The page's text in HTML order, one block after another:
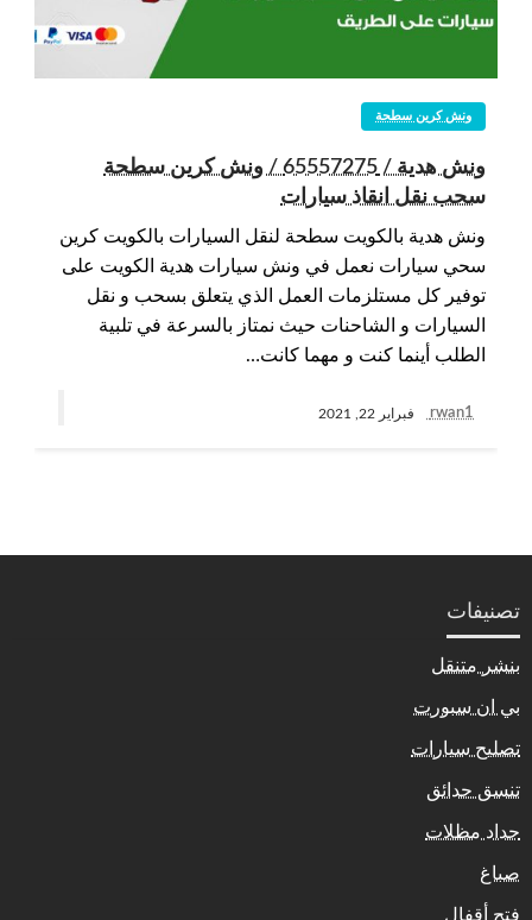
ونش كرين سطحة
ونش هدية / 65557275 / ونش كرين سطحة
سحب نقل انقاذ سيارات
ونش هدية بالكويت سطحة لنقل السيارات بالكويت كرين
سحي سيارات نعمل في ونش سيارات هدية الكويت على
توفير كل مستلزمات العمل الذي يتعلق بسحب و نقل
السيارات و الشاحنات حيث نمتاز بالسرعة في تلبية
الطلب أينما كنت و مهما كانت…
rwan1 فبراير 22, 2021
تصنيفات
بنشر متنقل
بي ان سبورت
تصليح سيارات
تنسق حدائق
حداد مظلات
صباغ
فتح أقفال